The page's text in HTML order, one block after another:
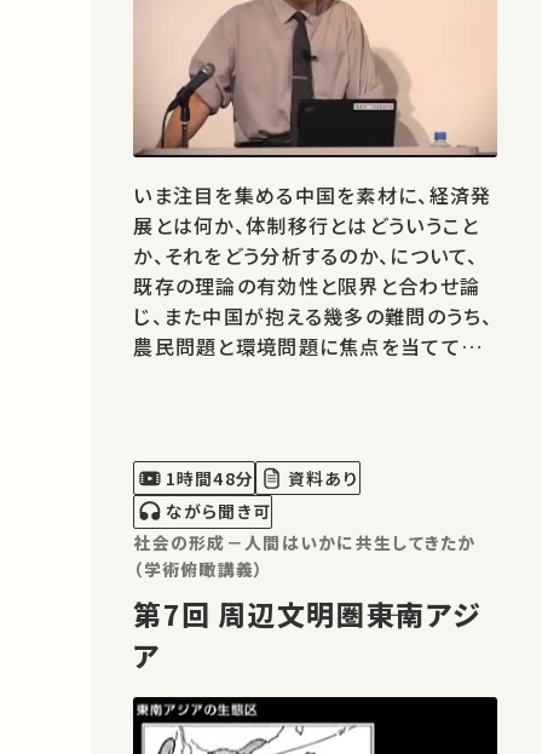
いま注目を集める中国を素材に、経済発
展とは何か、体制移行とはどういうこと
か、それをどう分析するのか、について、
既存の理論の有効性と限界と合わせ論
じ、また中国が抱える幾多の難問のうち、
農民問題と環境問題に焦点を当てて現
1時間48分
資料あり
ながら聞き可
社会の形成－人間はいかに共生してきたか
（学術俯瞰講義）
第7回 周辺文明圏――東南アジ
ア